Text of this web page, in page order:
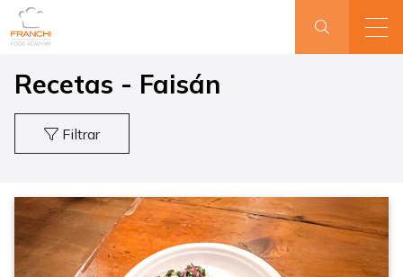
Recetas - Faisán
Filtrar